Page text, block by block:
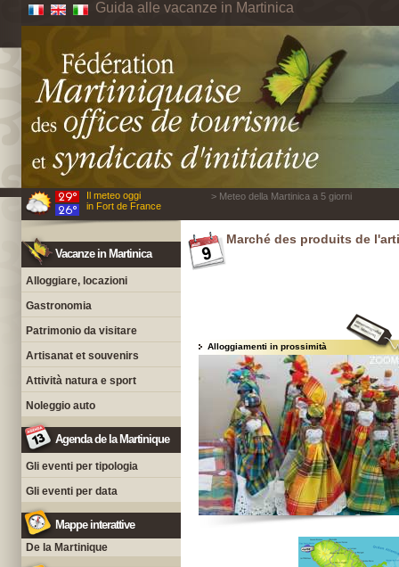
Guida alle vacanze in Martinica
Il meteo oggi
in Fort de France
> Meteo della Martinica a 5 giorni
Vacanze in Martinica
Alloggiare, locazioni
Gastronomia
Patrimonio da visitare
Artisanat et souvenirs
Attività natura e sport
Noleggio auto
Agenda de la Martinique
Gli eventi per tipologia
Gli eventi per data
Mappe interattive
De la Martinique
Marché des produits de
Alloggiamenti in prossimità